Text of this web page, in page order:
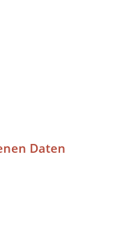
Daten